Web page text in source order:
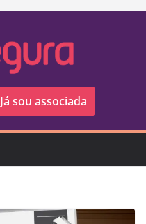
Já sou associada